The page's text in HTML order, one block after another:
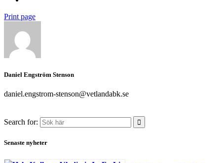
Print page
Daniel Engström Stenson
daniel.engstrom-stenson@vetlandabk.se
Search for:
Senaste nyheter